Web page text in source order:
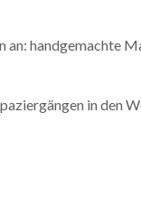
handgemachte
in den